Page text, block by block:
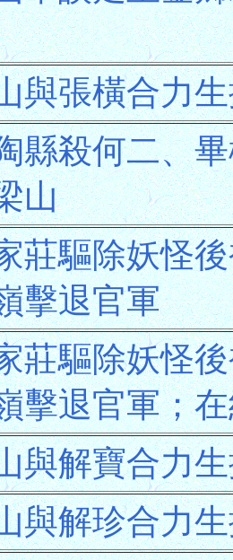
與張橫合力
縣殺何二、
山
莊驅除妖怪
擊退官軍
莊驅除妖怪
擊退官軍；
與解寶合力
與解珍合力